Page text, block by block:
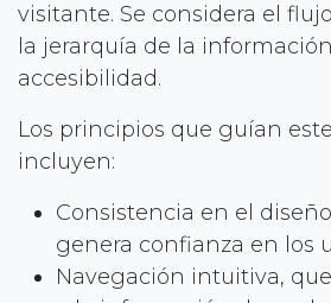
visitante. Se considera el
la jerarquía de la
accesibilidad.
Los principios que guían
incluyen:
Consistencia en el
genera confianza en los
Navegación intuitiva,